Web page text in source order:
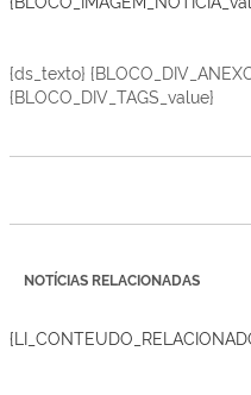
{ds_texto}
{BLOCO_DIV_TAGS_value}
NOTÍCIAS RELACIONADAS